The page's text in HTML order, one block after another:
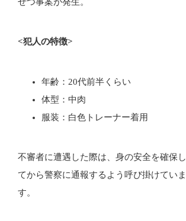
<犯人の特徴>
年齢：20代前半くらい
体型：中肉
服装：白色トレーナー着用
不審者に遭遇した際は、身の安全を確保し
てから警察に通報するよう呼び掛けていま
す。